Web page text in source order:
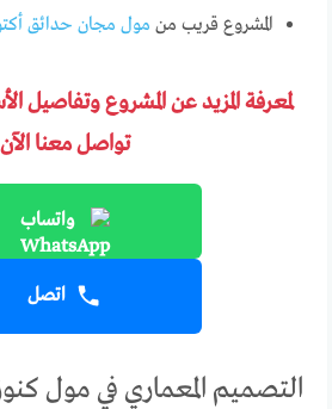
المشروع قريب من مول مجان حدائق
لمعرفة المزيد عن المشروع وتفاصيل
تواصل معنا الآن
واتساب
اتصل
التصميم المعماري في مول